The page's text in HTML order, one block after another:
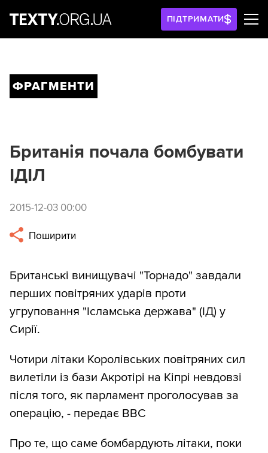
ПІДТРИМАТИ
ФРАГМЕНТИ
Британія почала бомбувати
ІДІЛ
2015-12-03 00:00
Поширити
Британські винищувачі "Торнадо" завдали
перших повітряних ударів проти
угруповання "Ісламська держава" (ІД) у
Сирії.
Чотири літаки Королівських повітряних сил
вилетіли із бази Акротірі на Кіпрі невдовзі
після того, як парламент проголосував за
операцію, - передає ВВС
Про те, що саме бомбардують літаки, поки